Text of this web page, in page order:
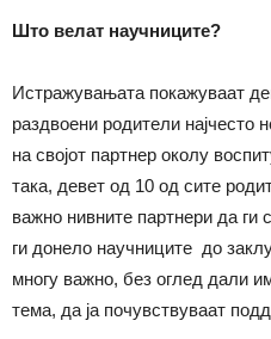
Што велат научниците?
Истражувањата покажуваат
раздвоени родители
на својот партнер околу
така, девет од 10 од сите
важно нивните партнери да ги
ги донело научниците до
многу важно, без оглед дали
тема, да ја почувствуваат